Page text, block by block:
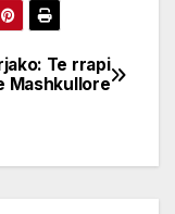
Te rrapi
Mashkullore